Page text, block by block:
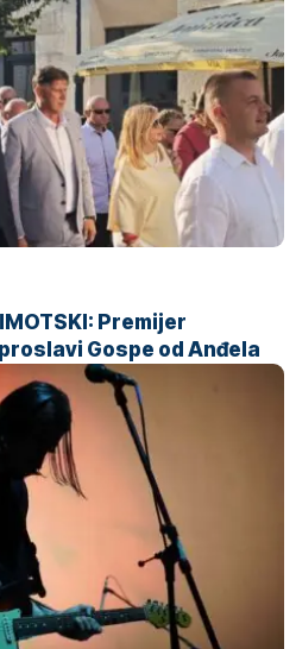
IMOTSKI: Premijer
Gospe od Anđela